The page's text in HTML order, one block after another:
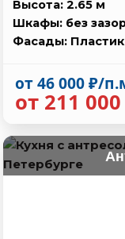
Высота: 2.65 м
Шкафы: без
Фасады: Пластик
от 46 000 ₽/
от 211